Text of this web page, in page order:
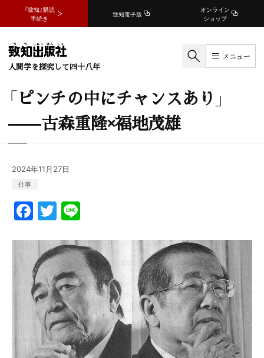
『致知』購読
手続き
致知電子版
オンライン
ショップ
人間学を探究して四十八年
メニュー
「ピンチの中にチャンスあり」
——古森重隆×福地茂雄
2024年11月27日
仕事
F
a
c
e
b
o
o
k
T
w
itt
er
e